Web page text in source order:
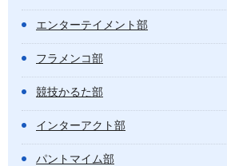
エンターテイメント部
フラメンコ部
競技かるた部
インターアクト部
パントマイム部